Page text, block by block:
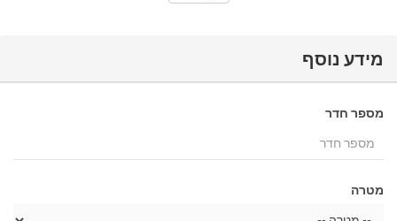
מידע נוסף
מספר חדר
מטרה